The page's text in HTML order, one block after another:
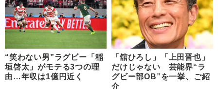
“笑わない男”ラグビー「稲
垣啓太」がモテる3つの理
由…年収は1億円近く
「舘ひろし」「上田晋也」
だけじゃない 芸能界“ラ
グビー部OB”を一挙、ご紹
介